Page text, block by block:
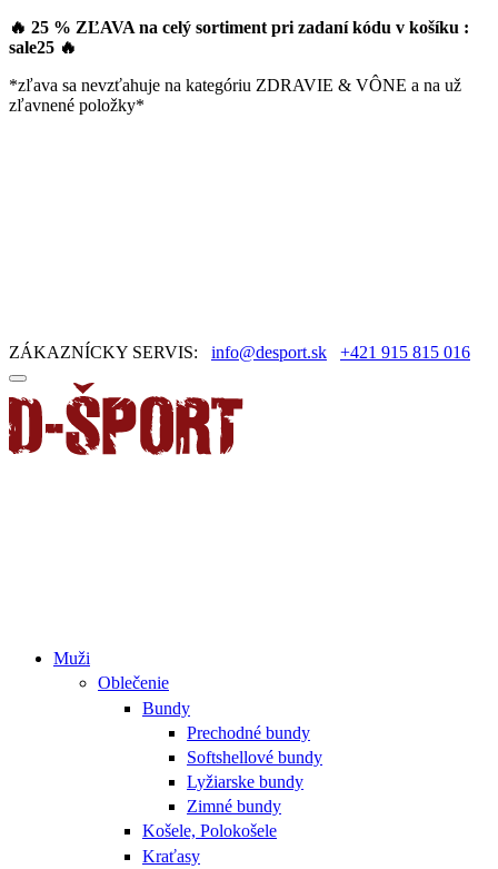
🔥 25 % ZĽAVA na celý sortiment pri zadaní kódu v košíku :
sale25 🔥
*zľava sa nevzťahuje na kategóriu ZDRAVIE & VÔNE a na už
zľavnené položky*
ZÁKAZNÍCKY SERVIS: info@desport.sk +421 915 815 016
Muži
Oblečenie
Bundy
Prechodné bundy
Softshellové bundy
Lyžiarske bundy
Zimné bundy
Košele, Polokošele
Kraťasy